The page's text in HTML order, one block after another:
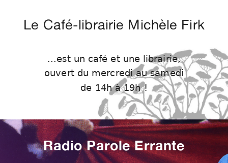
Le Café-librairie Michèle Firk
...est un café et une librairie,
ouvert du mercredi au samedi
de 14h à 19h !
Radio Parole Errante